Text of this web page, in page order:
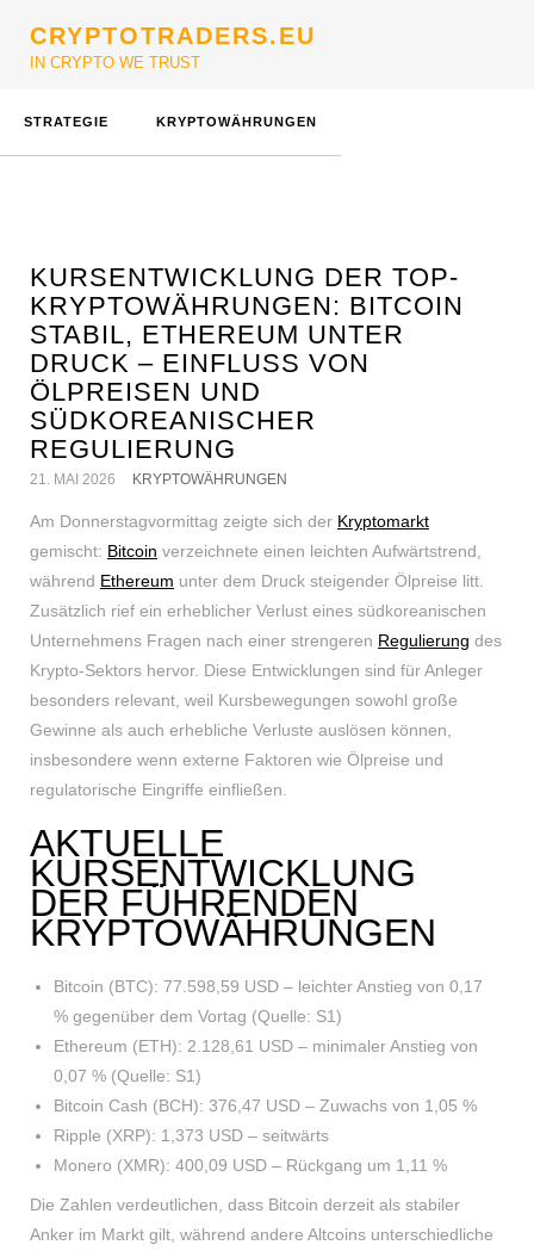
CRYPTOTRADERS.EU
IN CRYPTO WE TRUST
STRATEGIE KRYPTOWÄHRUNGEN
KURSENTWICKLUNG DER TOP-
KRYPTOWÄHRUNGEN: BITCOIN
STABIL, ETHEREUM UNTER
DRUCK – EINFLUSS VON
ÖLPREISEN UND
SÜDKOREANISCHER
REGULIERUNG
21. MAI 2026 KRYPTOWÄHRUNGEN
Am Donnerstagvormittag zeigte sich der Kryptomarkt
gemischt: Bitcoin verzeichnete einen leichten Aufwärtstrend,
während Ethereum unter dem Druck steigender Ölpreise litt.
Zusätzlich rief ein erheblicher Verlust eines südkoreanischen
Unternehmens Fragen nach einer strengeren Regulierung des
Krypto-Sektors hervor. Diese Entwicklungen sind für Anleger
besonders relevant, weil Kursbewegungen sowohl große
Gewinne als auch erhebliche Verluste auslösen können,
insbesondere wenn externe Faktoren wie Ölpreise und
regulatorische Eingriffe einfließen.
AKTUELLE
KURSENTWICKLUNG
DER FÜHRENDEN
KRYPTOWÄHRUNGEN
Bitcoin (BTC): 77.598,59 USD – leichter Anstieg von 0,17
% gegenüber dem Vortag (Quelle: S1)
Ethereum (ETH): 2.128,61 USD – minimaler Anstieg von
0,07 % (Quelle: S1)
Bitcoin Cash (BCH): 376,47 USD – Zuwachs von 1,05 %
Ripple (XRP): 1,373 USD – seitwärts
Monero (XMR): 400,09 USD – Rückgang um 1,11 %
Die Zahlen verdeutlichen, dass Bitcoin derzeit als stabiler
Anker im Markt gilt, während andere Altcoins unterschiedliche